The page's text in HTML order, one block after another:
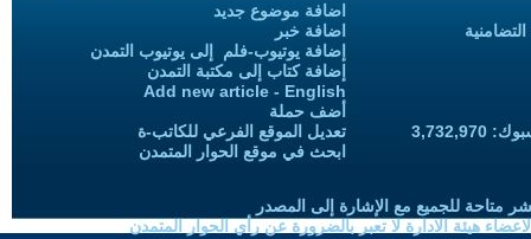
اضافة موضوع جديد
اضافة خبر
إضافة يوتيوب-فلم إلى يوتيوب التمدن
إضافة كتاب إلى مكتبة التمدن
Add new article - English
أضف حملة
تعديل الموقع الفرعي للكاتب-ة
ابحث في موقع الحوار المتمدن
متاحة للجميع مع الإشارة إلى المصدر
هيئة الادارة لا تعبر بالضرورة عن رأي الحوار المتمدن